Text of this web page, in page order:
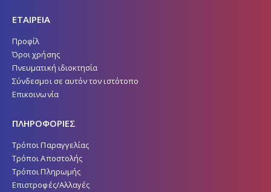
ΕΤΑΙΡΕΙΑ
Προφίλ
Όροι χρήσης
Πνευματική ιδιοκτησία
Σύνδεσμοι σε αυτόν τον ιστότοπο
Επικοινωνία
ΠΛΗΡΟΦΟΡΙΕΣ
Τρόποι Παραγγελίας
Τρόποι Αποστολής
Τρόποι Πληρωμής
Επιστροφές/Αλλαγές